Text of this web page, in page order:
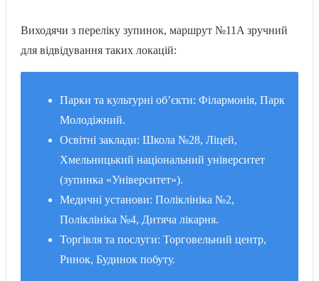
Виходячи з переліку зупинок, маршрут №11A зручний
для відвідування таких локацій:
Парки та культурні об’єкти: Філармонія, Парк
Молодіжний.
Освітні заклади: Школа №28, Ліцей,
Хмельницький національний університет
(зупинка «Університет»).
Медичні установи: Поліклініка №2,
Поліклініка №4, Дитяча лікарня.
Торгівля та послуги: Торговельний центр,
Ринок, Будинок побуту.